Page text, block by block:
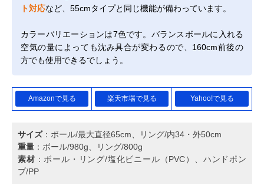
ト対応など、55cmタイプと同じ機能が備わっています。
カラーバリエーションは7色です。バランスボールに入れる
空気の量によっても沈み具合が変わるので、160cm前後の
方でも使用できるでしょう。
Amazonで見る 楽天市場で見る Yahoo!で見る
サイズ：ボール/最大直径65cm、リング/内34・外50cm
重量 ：ボール/980g、リング/800g
素材 ：ボール・リング/塩化ビニール（PVC）、ハンドポン
プ/PP